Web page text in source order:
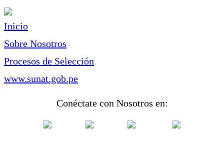
Inicio
Sobre Nosotros
Procesos de Selección
www.sunat.gob.pe
Conéctate con Nosotros en: